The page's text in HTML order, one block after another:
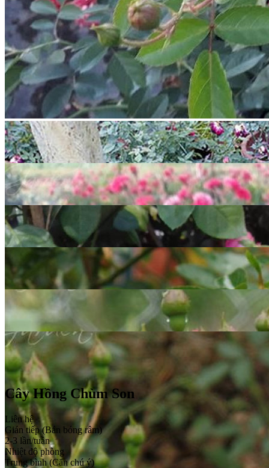
Cây Hồng Chùm Son
Liên hệ
Gián tiếp (Bán bóng râm)
2-3 lần/tuần
Nhiệt độ phòng
Trung bình (Căn chú ý)